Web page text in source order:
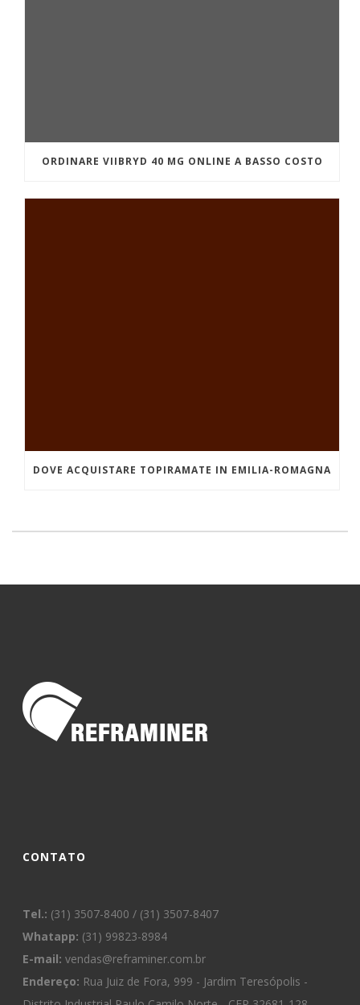
ORDINARE VIIBRYD 40 MG ONLINE A BASSO COSTO
DOVE ACQUISTARE TOPIRAMATE IN EMILIA-ROMAGNA
CONTATO
Tel.: (31) 3507-8400 / (31) 3507-8407
Whatapp: (31) 99823-8984
E-mail: vendas@reframiner.com.br
Endereço: Rua Juiz de Fora, 999 - Jardim Teresópolis -